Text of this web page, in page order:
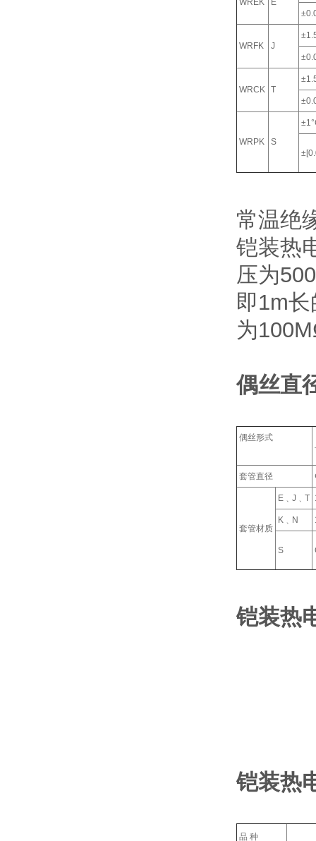
WREK E
WRFK J
WRCK T
WRPK S
常温绝
铠装热
压为
即1m
为
偶丝直
偶丝形式
套管直径
套管材质
E﹑J﹑T
K﹑N
S
铠装热
铠装热
品 种